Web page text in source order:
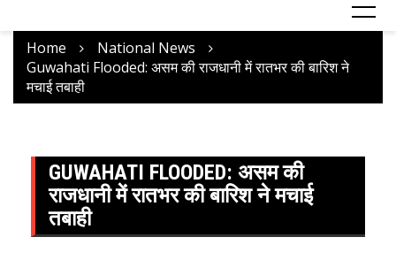
Home
National News
Guwahati Flooded: असम की राजधानी में रातभर की बारिश ने
मचाई तबाही
GUWAHATI FLOODED: असम की
राजधानी में रातभर की बारिश ने मचाई
तबाही